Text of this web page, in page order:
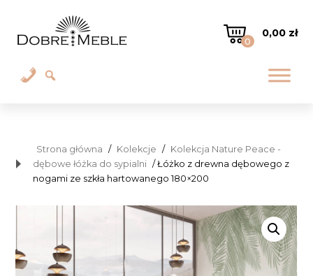
0
0,00 zł
Strona główna / Kolekcje / Kolekcja Nature Peace -
dębowe łóżka do sypialni / Łóżko z drewna dębowego z
nogami ze szkła hartowanego 180×200